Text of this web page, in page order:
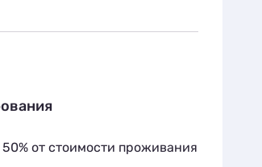
от стоимости проживания